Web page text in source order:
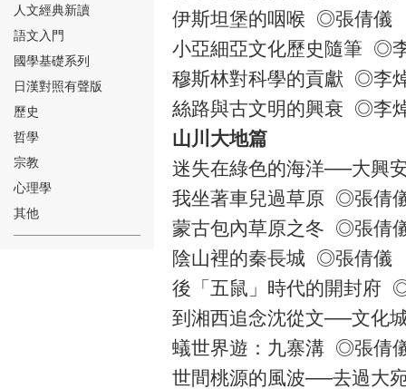
⑱
人文經典新讀
語文入門
國學基礎系列
日漢對照有聲版
歷史
哲學
宗教
心理學
其他
伊斯坦堡的咽喉 ◎張倩儀
小亞細亞文化歷史隨筆 ◎
穆斯林對科學的貢獻 ◎李
絲路與古文明的興衰 ◎李
山川大地篇
迷失在綠色的海洋──大興
我坐著車兒過草原 ◎張倩
蒙古包內草原之冬 ◎張倩
陰山裡的秦長城 ◎張倩儀
後「五鼠」時代的開封府
到湘西追念沈從文──文化
蟻世界遊：九寨溝 ◎張倩
世間桃源的風波──去過大